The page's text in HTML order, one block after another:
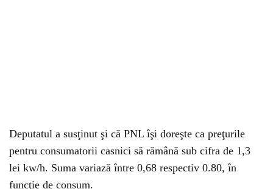
Deputatul a susţinut şi că PNL îşi doreşte ca preţurile
pentru consumatorii casnici să rămână sub cifra de 1,3
lei kw/h. Suma variază între 0,68 respectiv 0.80, în
funcţie de consum.